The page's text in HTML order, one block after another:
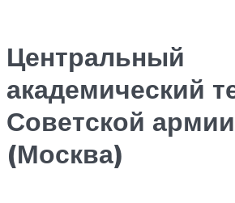
Центральный
академический
Советской
(Москва)